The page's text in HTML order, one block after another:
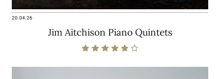
20.04.26
Jim Aitchison Piano Quintets